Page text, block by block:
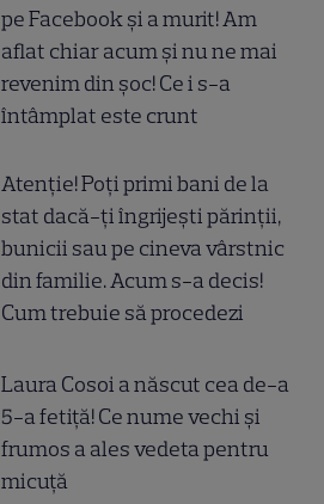
pe Facebook și a murit! Am
aflat chiar acum și nu ne mai
revenim din șoc! Ce i s-a
întâmplat este crunt
Atenție! Poți primi bani de la
stat dacă-ți îngrijești părinții,
bunicii sau pe cineva vârstnic
din familie. Acum s-a decis!
Cum trebuie să procedezi
Laura Cosoi a născut cea de-a
5-a fetiță! Ce nume vechi și
frumos a ales vedeta pentru
micuță